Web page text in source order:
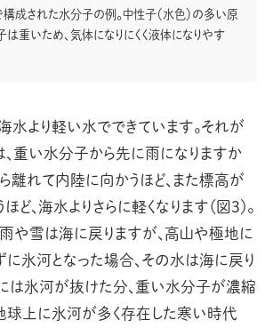
成された水分子の例。中性子（水色）の多い原
重いため、気体になりにくく液体になりやす
水より軽い水でできています。それが
重い水分子から先に雨になりますか
離れて内陸に向かうほど、また標高が
、海水よりさらに軽くなります（図3）。
や雪は海に戻りますが、高山や極地に
氷河となった場合、その水は海に戻り
は氷河が抜けた分、重い水分子が濃縮
球上に氷河が多く存在した寒い時代